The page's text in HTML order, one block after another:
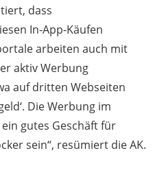
, dass
In-App-Käufen
arbeiten auch mit
aktiv Werbung
auf dritten Webseiten
‘. Die Werbung im
gutes Geschäft für
sein“, resümiert die AK.